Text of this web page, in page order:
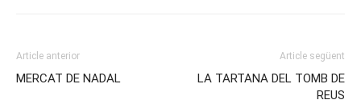
Article anterior
MERCAT DE NADAL
Article següent
LA TARTANA DEL TOMB DE
REUS